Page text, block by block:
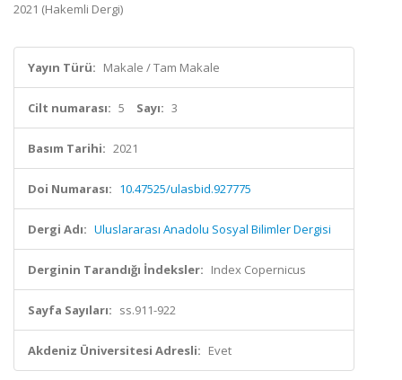
2021 (Hakemli Dergi)
Yayın Türü: Makale / Tam Makale
Cilt numarası: 5 Sayı: 3
Basım Tarihi: 2021
Doi Numarası: 10.47525/ulasbid.927775
Dergi Adı: Uluslararası Anadolu Sosyal Bilimler Dergisi
Derginin Tarandığı İndeksler: Index Copernicus
Sayfa Sayıları: ss.911-922
Akdeniz Üniversitesi Adresli: Evet